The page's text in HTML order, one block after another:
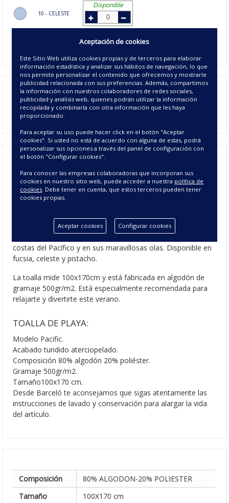
10 - CELESTE
Disponible
Toalla de Playa Pacific - Toallas de Playa
Outlet
de playa del modelo Pacific, gracias a su tejido tundido
aterciopelado. Toalla de estampado surfero inspirada en las
costas del Pacífico y en sus maravillosas olas. Disponible en
fucsia, celeste y pistacho.
La toalla mide 100x170cm y está fabricada en algodón de
gramaje 500gr/m2. Está especialmente recomendada para
relajarte y divertirte este verano.
TOALLA DE PLAYA:
Modelo Pacific.
Acabado tundido aterciopelado.
Composición 80% algodón 20% poliéster.
Gramaje 500gr/m2.
Tamaño100x170 cm.
Desde Barceló te aconsejamos que sigas atentamente las
instrucciones de lavado y conservación para alargar la vida
del artículo.
Composición
80% ALGODON-20% POLIESTER
Tamaño
100X170 cm
Aceptación de cookies
Este Sitio Web utiliza cookies propias y de terceros para elaborar
información estadística y analizar sus hábitos de navegación, lo que
nos permite personalizar el contenido que ofrecemos y mostrarle
publicidad relacionada con sus preferencias. Además, compartimos
la información con nuestros colaboradores de redes sociales,
publicidad y análisis web, quienes podrán utilizar la información
recopilada y combinarla con otra información que les haya
proporcionado.
Para aceptar su uso puede hacer click en el botón "Aceptar
cookies". Si usted no está de acuerdo con alguna de estas, podrá
personalizar sus opciones a través del panel de configuración con
el botón "Configurar cookies".
Para conocer las empresas colaboradoras que incorporan sus
cookies en nuestro sitio web, puede acceder a nuestra política de
cookies. Debe tener en cuenta, que estos terceros pueden tener
cookies propias.
Aceptar cookies Configurar cookies